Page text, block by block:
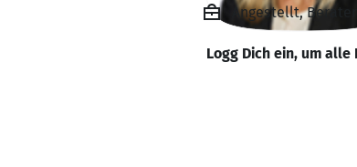
Angestellt,
Logg Dich ein, um alle